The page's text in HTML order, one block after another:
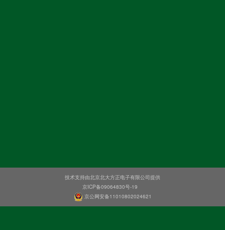
技术支持由北京北大方正电子有限公司提供
京ICP备09064830号-19
京公网安备11010802024621